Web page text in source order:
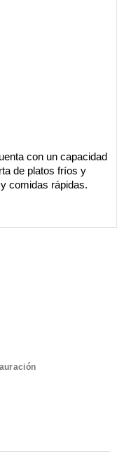
con un capacidad
de platos fríos y
comidas rápidas.